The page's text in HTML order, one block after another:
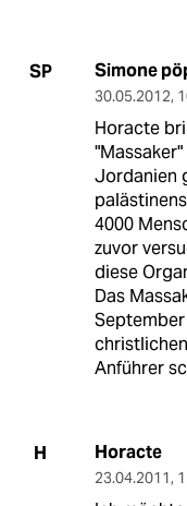
SP Simone
30.05.2012,
Horacte
Jordanien
4000
zuvor
diese
Das
Anführer
H Horacte
23.04.2011,